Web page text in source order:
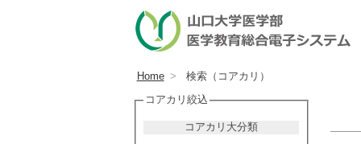
Home
検索（コアカリ）
コアカリ絞込
コアカリ大分類